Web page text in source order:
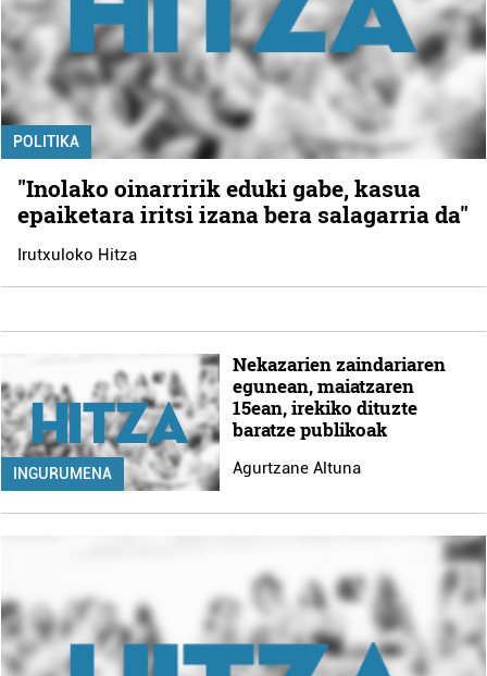
POLITIKA
"Inolako oinarririk eduki gabe, kasua
epaiketara iritsi izana bera salagarria da"
Irutxuloko Hitza
INGURUMENA
Nekazarien zaindariaren
egunean, maiatzaren
15ean, irekiko dituzte
baratze publikoak
Agurtzane Altuna